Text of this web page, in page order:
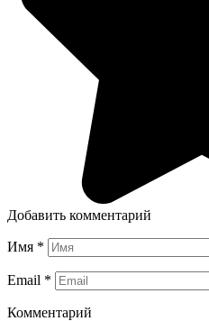
Добавить комментарий
Имя *
Email *
Комментарий